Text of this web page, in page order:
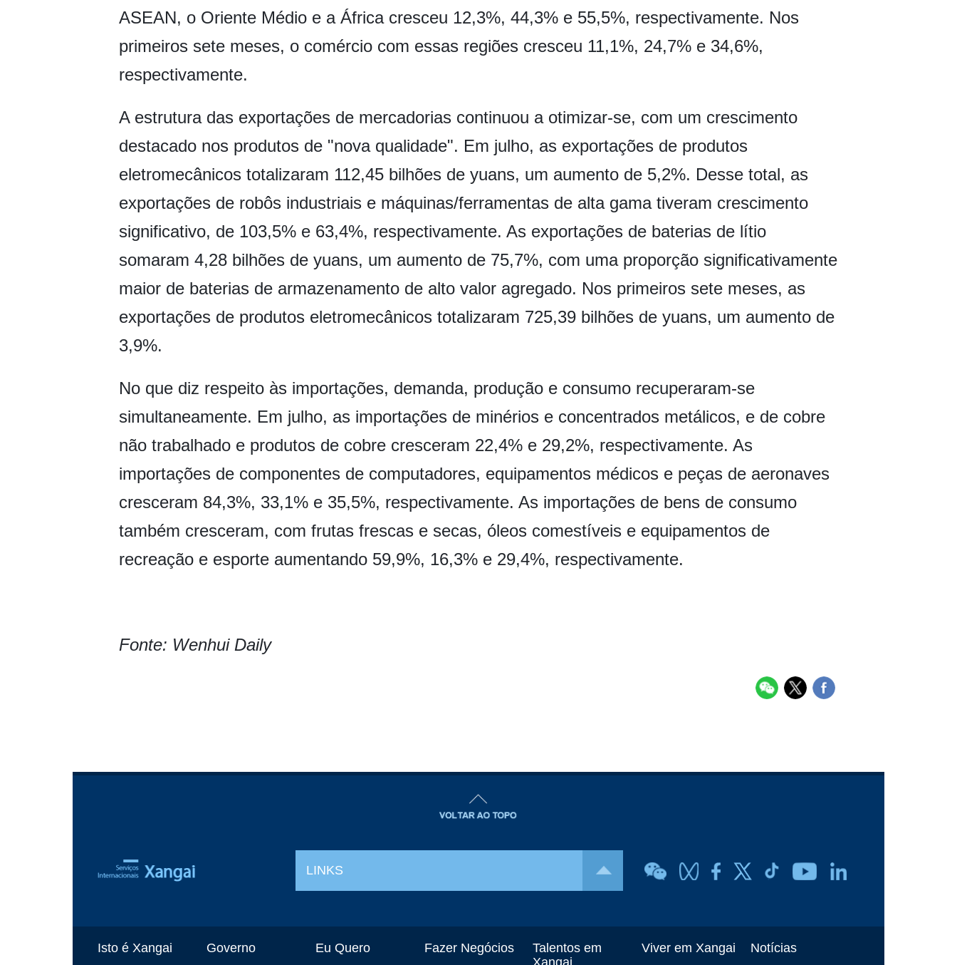
ASEAN, o Oriente Médio e a África cresceu 12,3%, 44,3% e 55,5%, respectivamente. Nos
primeiros sete meses, o comércio com essas regiões cresceu 11,1%, 24,7% e 34,6%,
respectivamente.
A estrutura das exportações de mercadorias continuou a otimizar-se, com um crescimento
destacado nos produtos de "nova qualidade". Em julho, as exportações de produtos
eletromecânicos totalizaram 112,45 bilhões de yuans, um aumento de 5,2%. Desse total, as
exportações de robôs industriais e máquinas/ferramentas de alta gama tiveram crescimento
significativo, de 103,5% e 63,4%, respectivamente. As exportações de baterias de lítio
somaram 4,28 bilhões de yuans, um aumento de 75,7%, com uma proporção significativamente
maior de baterias de armazenamento de alto valor agregado. Nos primeiros sete meses, as
exportações de produtos eletromecânicos totalizaram 725,39 bilhões de yuans, um aumento de
3,9%.
No que diz respeito às importações, demanda, produção e consumo recuperaram-se
simultaneamente. Em julho, as importações de minérios e concentrados metálicos, e de cobre
não trabalhado e produtos de cobre cresceram 22,4% e 29,2%, respectivamente. As
importações de componentes de computadores, equipamentos médicos e peças de aeronaves
cresceram 84,3%, 33,1% e 35,5%, respectivamente. As importações de bens de consumo
também cresceram, com frutas frescas e secas, óleos comestíveis e equipamentos de
recreação e esporte aumentando 59,9%, 16,3% e 29,4%, respectivamente.
Fonte: Wenhui Daily
LINKS
Isto é Xangai Governo Eu Quero Fazer Negócios
Talentos em
Viver em Xangai Notícias